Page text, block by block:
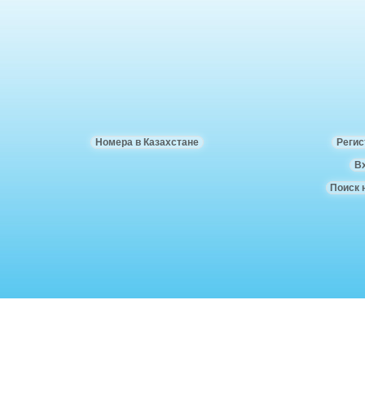
Номера в Казахстане
Поиск